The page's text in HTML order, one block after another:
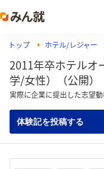
トップ ホテル/レジャー
2011年卒ホテルオ
学/女性）（公開）
実際に企業に提出した志望
体験記を投稿する